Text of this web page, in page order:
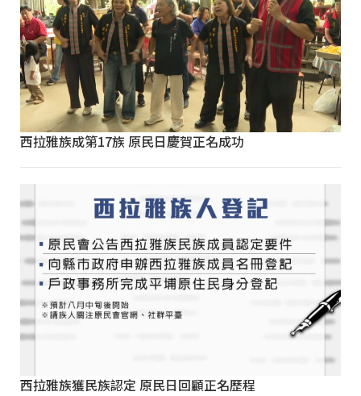
西拉雅族成第17族 原民日慶賀正名成功
西拉雅族獲民族認定 原民日回顧正名歷程